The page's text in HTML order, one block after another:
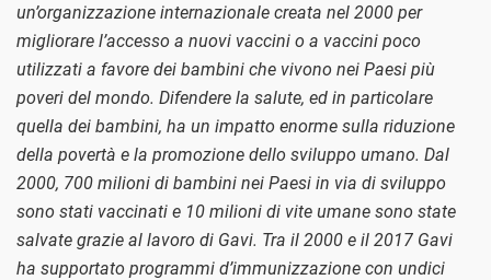
un’organizzazione internazionale creata nel 2000 per
migliorare l’accesso a nuovi vaccini o a vaccini poco
utilizzati a favore dei bambini che vivono nei Paesi più
poveri del mondo. Difendere la salute, ed in particolare
quella dei bambini, ha un impatto enorme sulla riduzione
della povertà e la promozione dello sviluppo umano. Dal
2000, 700 milioni di bambini nei Paesi in via di sviluppo
sono stati vaccinati e 10 milioni di vite umane sono state
salvate grazie al lavoro di Gavi. Tra il 2000 e il 2017 Gavi
ha supportato programmi d’immunizzazione con undici